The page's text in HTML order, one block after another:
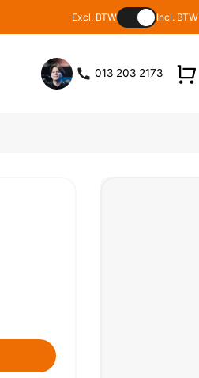
Excl. BTW Incl. BTW
013 203 2173